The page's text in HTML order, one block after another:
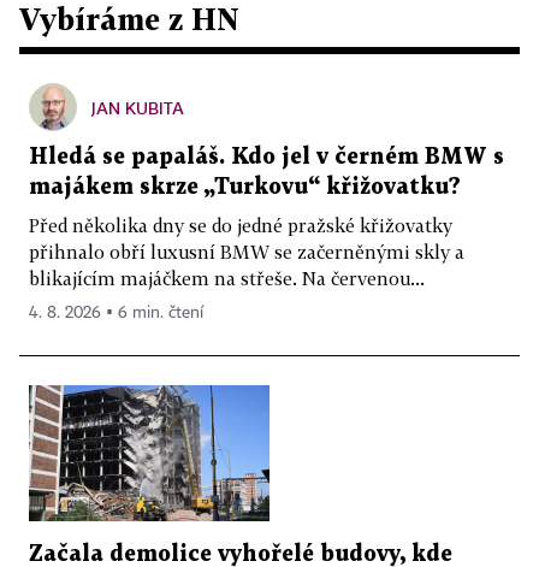
Vybíráme z HN
JAN KUBITA
Hledá se papaláš. Kdo jel v černém BMW s
majákem skrze „Turkovu“ křižovatku?
Před několika dny se do jedné pražské křižovatky
přihnalo obří luxusní BMW se začerněnými skly a
blikajícím majáčkem na střeše. Na červenou...
4. 8. 2026 ▪ 6 min. čtení
Začala demolice vyhořelé budovy, kde